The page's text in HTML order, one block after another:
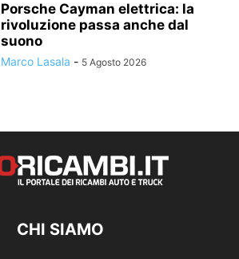
Porsche Cayman elettrica: la
rivoluzione passa anche dal
suono
Marco Lasala - 5 Agosto 2026
CHI SIAMO